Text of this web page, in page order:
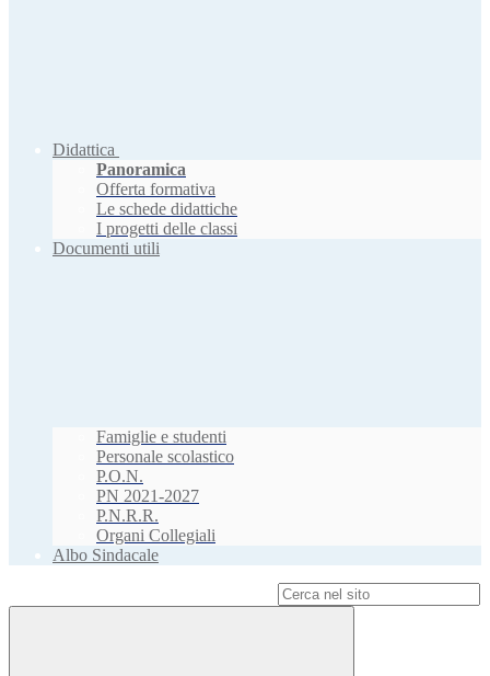
Didattica
Panoramica
Offerta formativa
Le schede didattiche
I progetti delle classi
Documenti utili
Famiglie e studenti
Personale scolastico
P.O.N.
PN 2021-2027
P.N.R.R.
Organi Collegiali
Albo Sindacale